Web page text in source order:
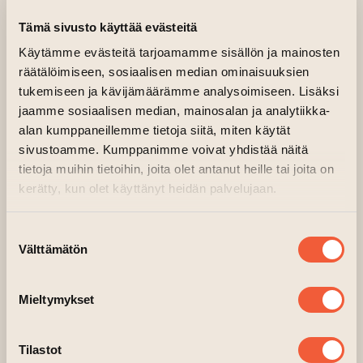
Tämä sivusto käyttää evästeitä
Käytämme evästeitä tarjoamamme sisällön ja mainosten
räätälöimiseen, sosiaalisen median ominaisuuksien
tukemiseen ja kävijämäärämme analysoimiseen. Lisäksi
jaamme sosiaalisen median, mainosalan ja analytiikka-
alan kumppaneillemme tietoja siitä, miten käytät
sivustoamme. Kumppanimme voivat yhdistää näitä
tietoja muihin tietoihin, joita olet antanut heille tai joita on
kerätty, kun olet käyttänyt heidän palvelujaan.
valinta
Välttämätön
Mieltymykset
Tilastot
Wikström. “Upeaa saada nyt ravintola
keskelle vanhaa Turkua. Ravintolassa on
tarjolla maukasta lounasta noutopöydästä
Pegasus-brändin mukaan sekä tutut
viikonloppubrunssit. “
Lounaan ja brunssien lisäksi, Ravintola
Pegasus Taiteen talo tulee toimimaan
tapahtumaravintolana, jossa nähdään
esimerkiksi pikkujoulukautena Show & Dinner -
esitys, kuullaan konsertteja ja keikkoja sekä
”On hienoa, että perinteisten tapahtumatilojen
rinnalle saadaan paikkoja, joissa ruoka ja